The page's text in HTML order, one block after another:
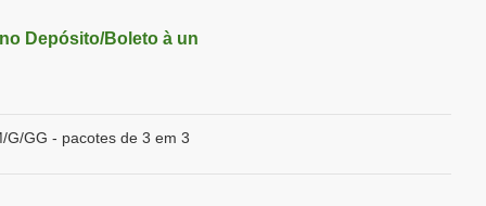
no Depósito/Boleto à un
G/GG - pacotes de 3 em 3